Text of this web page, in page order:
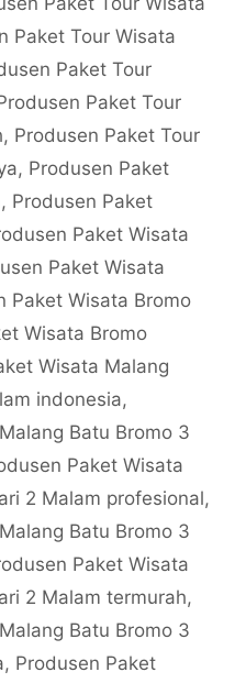
Paket Tour Wisata
Paket Tour
Paket Tour
, Produsen Paket Tour
, Produsen Paket
, Produsen Paket
Paket Wisata
Paket Wisata
Paket Wisata Bromo
Wisata Bromo
Wisata Malang
indonesia,
Batu Bromo 3
Paket Wisata
2 Malam profesional,
Batu Bromo 3
Paket Wisata
2 Malam termurah,
Batu Bromo 3
, Produsen Paket